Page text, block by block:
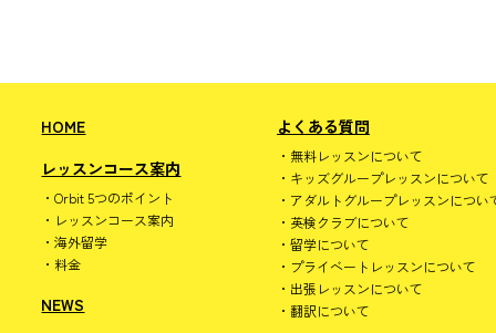
HOME
レッスンコース案内
Orbit 5つのポイント
レッスンコース案内
海外留学
料金
NEWS
よくある質問
無料レッスンについて
キッズグループレッスンについて
アダルトグループレッスンについ
英検クラブについて
留学について
プライベートレッスンについて
出張レッスンについて
翻訳について